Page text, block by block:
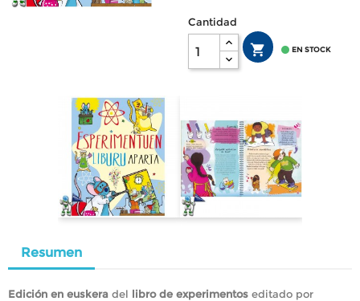
Cantidad
  EN STOCK
Resumen
Edición en euskera del libro de experimentos editado por